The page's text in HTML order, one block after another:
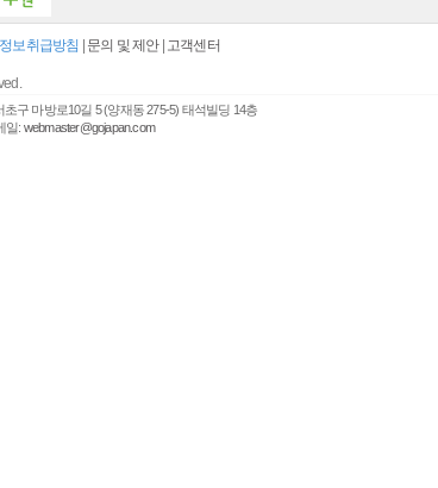
보취급방침 문의 및 제안| 고객센터
구 마방로10길 5 (양재동 275-5) 태석빌딩 14층
일: webmaster@gojapan.com